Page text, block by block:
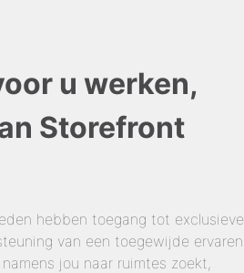
u werken,
Storefront
hebben toegang tot exclusieve
van een toegewijde ervaren
jou naar ruimtes zoekt,